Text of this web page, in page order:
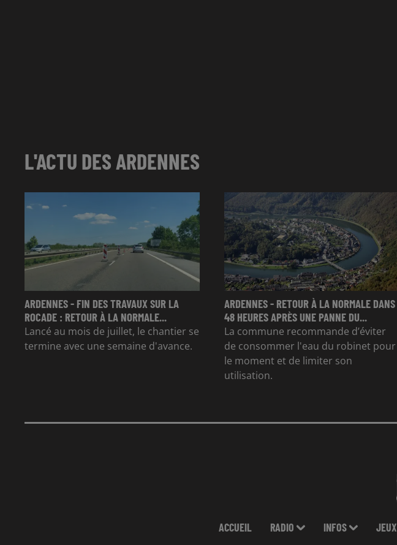
L'ACTU DES ARDENNES
ARDENNES - FIN DES TRAVAUX SUR LA
ROCADE : RETOUR À LA NORMALE...
Lancé au mois de juillet, le chantier se
termine avec une semaine d'avance.
ARDENNES - RETOUR À LA NORMALE DANS
48 HEURES APRÈS UNE PANNE DU...
La commune recommande d’éviter
de consommer l'eau du robinet pour
le moment et de limiter son
utilisation.
ACCUEIL RADIO INFOS JEUX